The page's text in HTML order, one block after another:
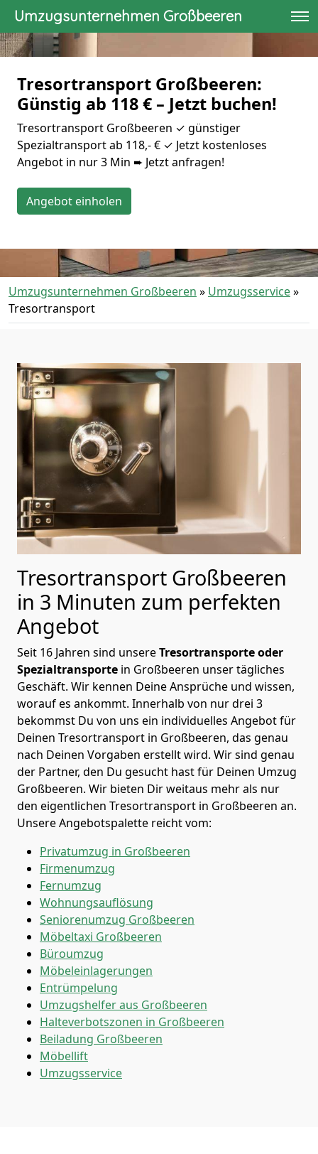
Umzugsunternehmen Großbeeren
Tresortransport Großbeeren:
Günstig ab 118 € – Jetzt buchen!
Tresortransport Großbeeren ✓ günstiger
Spezialtransport ab 118,- € ✓ Jetzt kostenloses
Angebot in nur 3 Min ➨ Jetzt anfragen!
Angebot einholen
Umzugsunternehmen Großbeeren » Umzugsservice»
Tresortransport
Tresortransport Großbeeren
in 3 Minuten zum perfekten
Angebot
Seit 16 Jahren sind unsereTresortransporte oder
Spezialtransporte in Großbeeren unser tägliches
Geschäft. Wir kennen Deine Ansprüche und wissen,
worauf es ankommt. Innerhalb von nur drei 3
bekommst Du von uns ein individuelles Angebot für
Deinen Tresortransport in Großbeeren, das genau
nach Deinen Vorgaben erstellt wird. Wir sind genau
der Partner, den Du gesucht hast für Deinen Umzug
Großbeeren. Wir bieten Dir weitaus mehr als nur
den eigentlichen Tresortransport in Großbeeren an.
Unsere Angebotspalette reicht vom:
Privatumzug in Großbeeren
Firmenumzug
Fernumzug
Wohnungsauflösung
Seniorenumzug Großbeeren
Möbeltaxi Großbeeren
Büroumzug
Möbeleinlagerungen
Entrümpelung
Umzugshelfer aus Großbeeren
Halteverbotszonen in Großbeeren
Beiladung Großbeeren
Möbellift
Umzugsservice